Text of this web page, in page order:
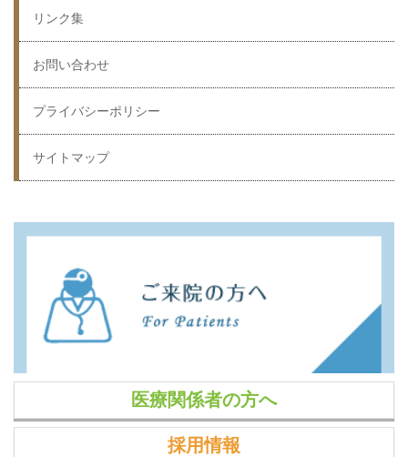
リンク集
お問い合わせ
プライバシーポリシー
サイトマップ
医療関係者の方へ
採用情報